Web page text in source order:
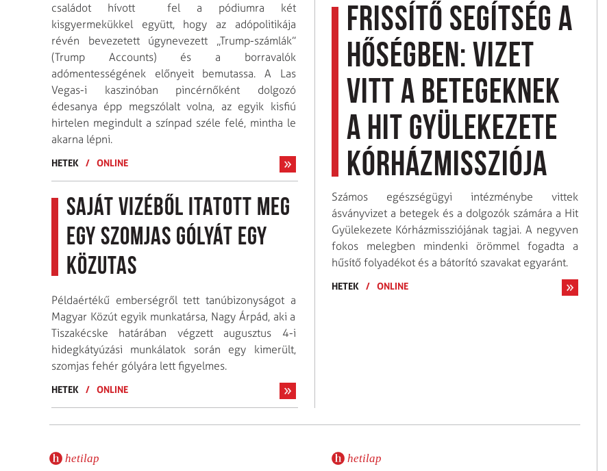
családot hívott fel a pódiumra két
kisgyermekükkel együtt, hogy az adópolitikája
révén bevezetett úgynevezett „Trump-számlák”
(Trump Accounts) és a borravalók
adómentességének előnyeit bemutassa. A Las
Vegas-i kaszinóban pincérnőként dolgozó
édesanya épp megszólalt volna, az egyik kisfiú
hirtelen megindult a színpad széle felé, mintha le
akarna lépni.
HETEK / ONLINE
Saját vizéből itatott meg
egy szomjas gólyát egy
közutas
Példaértékű emberségről tett tanúbizonyságot a
Magyar Közút egyik munkatársa, Nagy Árpád, aki a
Tiszakécske határában végzett augusztus 4-i
hidegkátyúzási munkálatok során egy kimerült,
szomjas fehér gólyára lett figyelmes.
HETEK / ONLINE
Frissítő segítség a
hőségben: Vizet
vitt a betegeknek
a Hit Gyülekezete
Kórházmissziója
Számos egészségügyi intézménybe vittek
ásványvizet a betegek és a dolgozók számára a Hit
Gyülekezete Kórházmissziójának tagjai. A negyven
fokos melegben mindenki örömmel fogadta a
hűsítő folyadékot és a bátorító szavakat egyaránt.
HETEK / ONLINE
hetilap hetilap